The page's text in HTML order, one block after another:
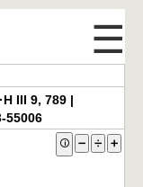
☰
III 9, 789 |
55006